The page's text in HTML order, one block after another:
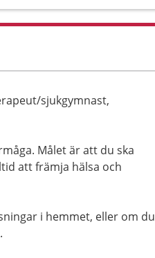
sjukgymnast,
Målet är att du ska
att främja hälsa och
i hemmet, eller om du